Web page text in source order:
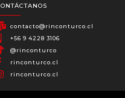
contacto@rinconturco.cl
+56 9 4228 3106
@rinconturco
rinconturco.cl
rinconturco.cl